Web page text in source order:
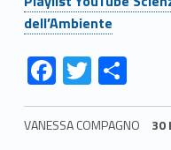
b
i
e
n
dell’Ambiente
Link identifier #identifier__6830-5
F
ac
e
Link identifier #identifier__170606-6 T
w
itt
Link identifier #identifier__40285-7 C
o
n
VANESSA COMPAGNO 30